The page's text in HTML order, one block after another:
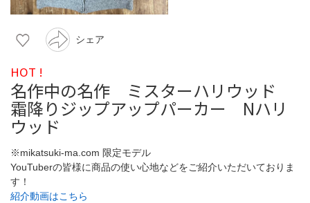
シェア
HOT !
名作中の名作 ミスターハリウッド
霜降りジップアップパーカー Nハリ
ウッド
※mikatsuki-ma.com 限定モデル
YouTuberの皆様に商品の使い心地などをご紹介いただいておりま
す！
紹介動画はこちら